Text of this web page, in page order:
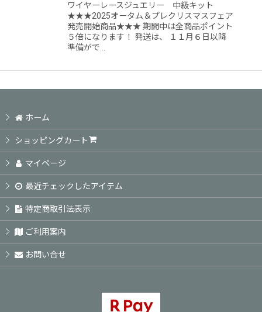
ワイヤーレースジュエリー 中級キット
★★★2025オータム＆プレクリスマスフェア
発売開始商品★★★ 期間中は全商品ポイント
５倍になります！ 発送は、 １１月６日以降
準備がで…
ホーム
ショッピングカート
マイページ
最近チェックしたアイテム
特定商取引法表示
ご利用案内
お問い合せ